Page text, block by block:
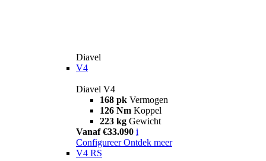
Diavel
V4
Diavel V4
168 pk Vermogen
126 Nm Koppel
223 kg Gewicht
Vanaf €33.090 i
Configureer Ontdek meer
V4 RS